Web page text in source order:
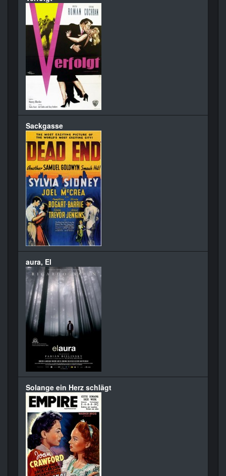
Sackgasse
aura, El
Solange ein Herz schlägt